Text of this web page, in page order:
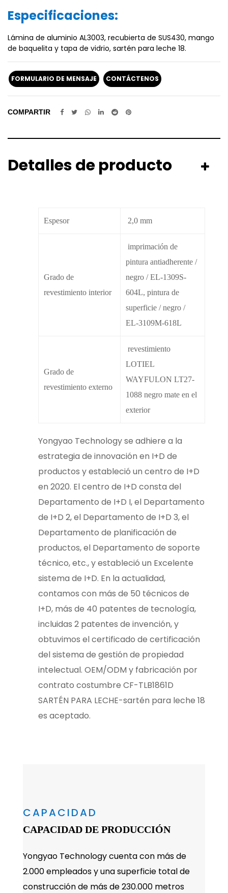
Especificaciones:
Lámina de aluminio AL3003, recubierta de SUS430, mango
de baquelita y tapa de vidrio, sartén para leche 18.
FORMULARIO DE MENSAJE CONTÁCTENOS
COMPARTIR
Detalles de producto
Espesor 2,0 mm
Grado de
revestimiento interior
imprimación de
pintura antiadherente /
negro / EL-1309S-
604L, pintura de
superficie / negro /
EL-3109M-618L
Grado de
revestimiento externo
revestimiento
LOTIEL
WAYFULON LT27-
1088 negro mate en el
exterior
Yongyao Technology se adhiere a la
estrategia de innovación en I+D de
productos y estableció un centro de I+D
en 2020. El centro de I+D consta del
Departamento de I+D I, el Departamento
de I+D 2, el Departamento de I+D 3, el
Departamento de planificación de
productos, el Departamento de soporte
técnico, etc., y estableció un Excelente
sistema de I+D. En la actualidad,
contamos con más de 50 técnicos de
I+D, más de 40 patentes de tecnología,
incluidas 2 patentes de invención, y
obtuvimos el certificado de certificación
del sistema de gestión de propiedad
intelectual. OEM/ODM y fabricación por
contrato costumbre CF-TLB1861D
SARTÉN PARA LECHE-sartén para leche 18
es aceptado.
CAPACIDAD
CAPACIDAD DE PRODUCCIÓN
Yongyao Technology cuenta con más de
2.000 empleados y una superficie total de
construcción de más de 230.000 metros